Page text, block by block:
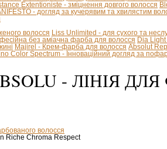
Extentioniste - зміцнення довгого волосся
- догляд за кучерявим та хвилястим
волосся Liss Unlimited - для сухого та
без аміачна фарба для волосся Dia Light
Majirel - Крем-фарба для волосся Absolut
Color Spectrum - Інноваційний догляд за
- ЛІНІЯ
волосся
Riche Chroma Respect